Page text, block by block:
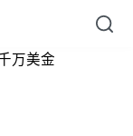
万美金